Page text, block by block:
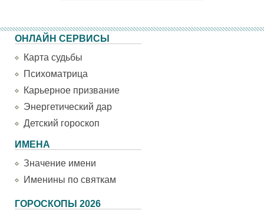
ОНЛАЙН СЕРВИСЫ
Карта судьбы
Психоматрица
Карьерное призвание
Энергетический дар
Детский гороскоп
ИМЕНА
Значение имени
Именины по святкам
ГОРОСКОПЫ 2026